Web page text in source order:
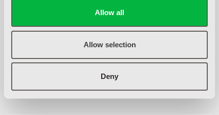
Allow all
Allow selection
Deny
huren ook verschillende mogelijkheden
interne transportmiddelen te leasen.